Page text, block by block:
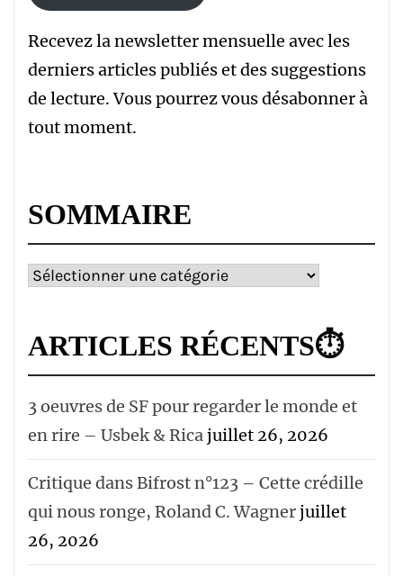
Recevez la newsletter mensuelle avec les
derniers articles publiés et des suggestions
de lecture. Vous pourrez vous désabonner à
tout moment.
SOMMAIRE
Sommaire
ARTICLES RÉCENTS⏱
3 oeuvres de SF pour regarder le monde et
en rire – Usbek & Ricajuillet 26, 2026
Critique dans Bifrost n°123 – Cette crédille
qui nous ronge, Roland C. Wagnerjuillet
26, 2026